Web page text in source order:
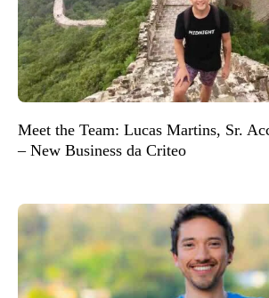
Meet the Team: Lucas Martins, Sr.
– New Business da Criteo